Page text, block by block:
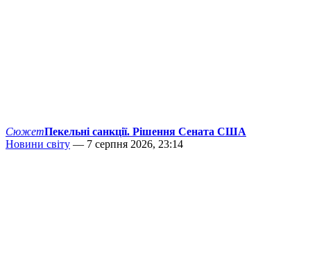
СюжетПекельні санкції. Рішення Сената США
Новини світу — 7 серпня 2026, 23:14